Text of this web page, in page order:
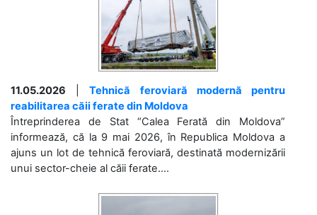
11.05.2026 |Tehnică feroviară modernă pentru
reabilitarea căii ferate din Moldova
Întreprinderea de Stat “Calea Ferată din Moldova”
informează, că la 9 mai 2026, în Republica Moldova a
ajuns un lot de tehnică feroviară, destinată modernizării
unui sector-cheie al căii ferate....